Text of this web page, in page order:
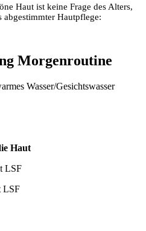
Haut ist keine Frage des Alters,
abgestimmter Hautpflege:
Morgenroutine
Wasser/Gesichtswasser
Haut
LSF
LSF